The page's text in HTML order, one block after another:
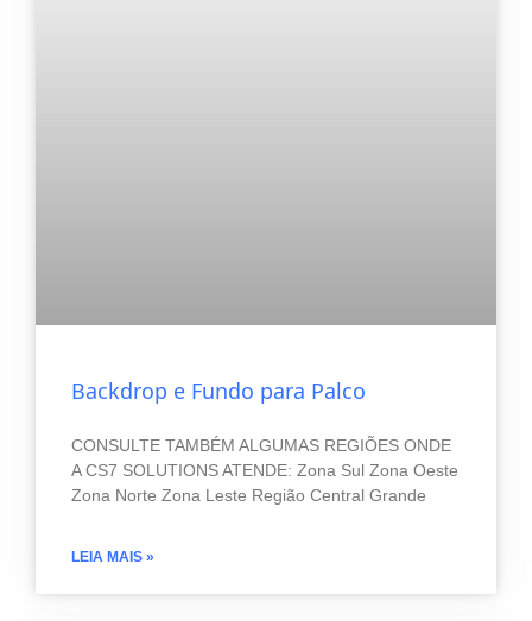
Backdrop e Fundo para Palco
CONSULTE TAMBÉM ALGUMAS REGIÕES ONDE
A CS7 SOLUTIONS ATENDE: Zona Sul Zona Oeste
Zona Norte Zona Leste Região Central Grande
LEIA MAIS »